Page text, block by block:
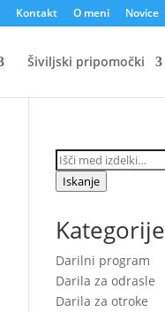
Kontakt O meni Novice
Šiviljski pripomočki
Išči:
Iskanje
Kategorije
Darilni program
Darila za odrasle
Darila za otroke